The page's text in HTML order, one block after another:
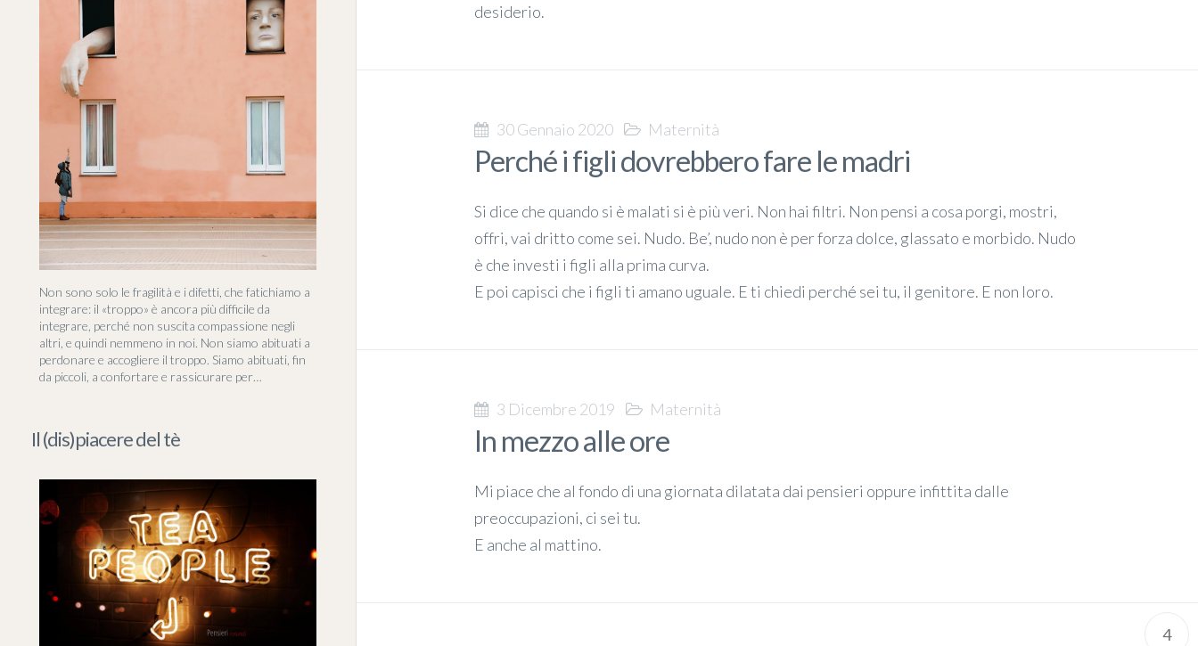
desiderio.
30 Gennaio 2020 Maternità
Perché i figli dovrebbero fare le madri
Si dice che quando si è malati si è più veri. Non hai filtri. Non pensi a cosa porgi, mostri,
offri, vai dritto come sei. Nudo. Be’, nudo non è per forza dolce, glassato e morbido. Nudo
è che investi i figli alla prima curva.
E poi capisci che i figli ti amano uguale. E ti chiedi perché sei tu, il genitore. E non loro.
3 Dicembre 2019 Maternità
In mezzo alle ore
Mi piace che al fondo di una giornata dilatata dai pensieri oppure infittita dalle
preoccupazioni, ci sei tu.
E anche al mattino.
4
Non sono solo le fragilità e i difetti, che fatichiamo a
integrare: il «troppo» è ancora più difficile da
integrare, perché non suscita compassione negli
altri, e quindi nemmeno in noi. Non siamo abituati a
perdonare e accogliere il troppo. Siamo abituati, fin
da piccoli, a confortare e rassicurare per…
Il (dis)piacere del tè